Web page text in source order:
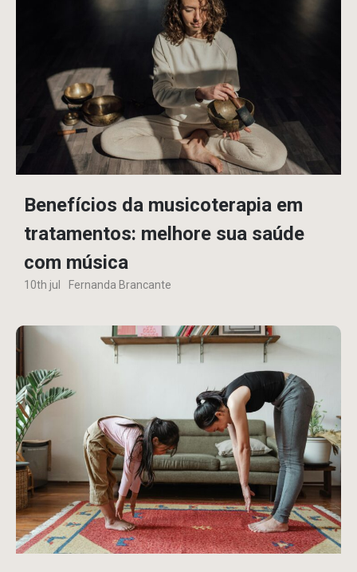
Benefícios da musicoterapia em
tratamentos: melhore sua saúde
com música
10th jul Fernanda Brancante